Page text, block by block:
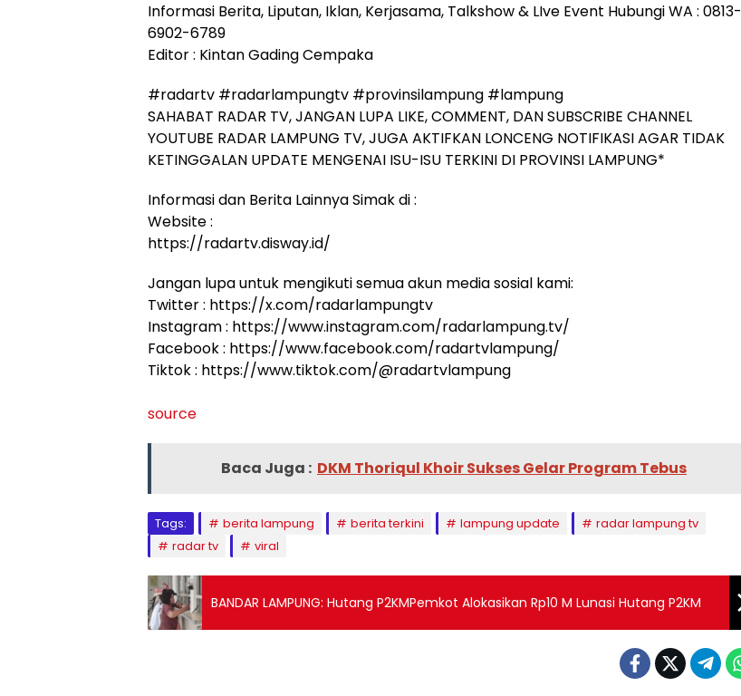
Informasi Berita, Liputan, Iklan, Kerjasama, Talkshow & LIve Event Hubungi WA : 0813-
6902-6789
Editor : Kintan Gading Cempaka
#radartv #radarlampungtv #provinsilampung #lampung
SAHABAT RADAR TV, JANGAN LUPA LIKE, COMMENT, DAN SUBSCRIBE CHANNEL
YOUTUBE RADAR LAMPUNG TV, JUGA AKTIFKAN LONCENG NOTIFIKASI AGAR TIDAK
KETINGGALAN UPDATE MENGENAI ISU-ISU TERKINI DI PROVINSI LAMPUNG*
Informasi dan Berita Lainnya Simak di :
Website :
https://radartv.disway.id/
Jangan lupa untuk mengikuti semua akun media sosial kami:
Twitter : https://x.com/radarlampungtv
Instagram : https://www.instagram.com/radarlampung.tv/
Facebook : https://www.facebook.com/radartvlampung/
Tiktok : https://www.tiktok.com/@radartvlampung
source
Baca Juga : DKM Thoriqul Khoir Sukses Gelar Program Tebus
Tags: berita lampung berita terkini lampung update
radar lampung tv
radar tv
viral
BANDAR LAMPUNG: Hutang P2KMPemkot Alokasikan Rp10 M Lunasi Hutang P2KM